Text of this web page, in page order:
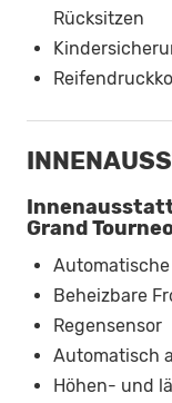
Rücksitzen
Grand
Beheizbare
Regensensor
Automatisch
Höhen- und